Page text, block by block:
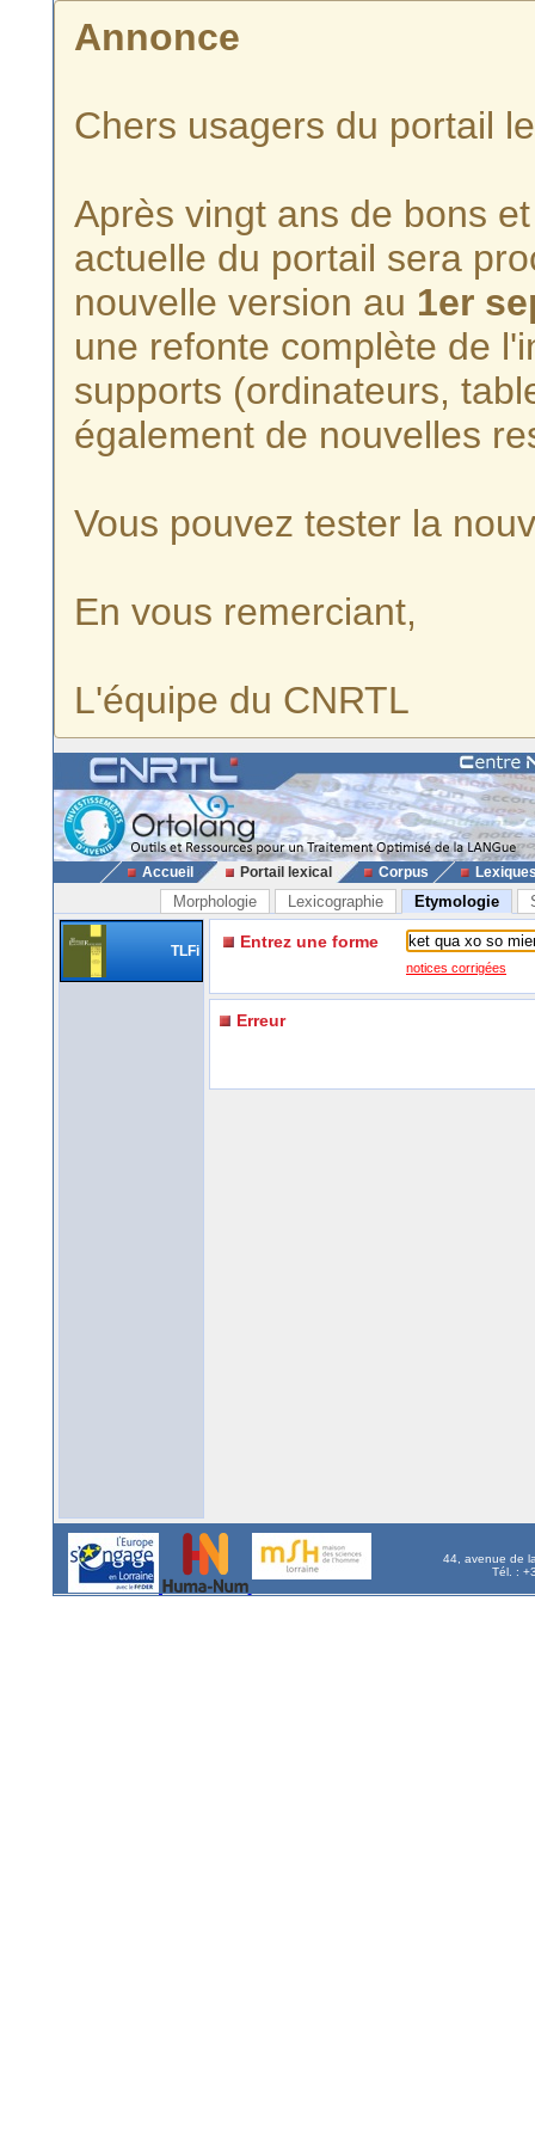
Annonce
Chers usagers du portail
Après vingt ans de bons
actuelle du portail sera
nouvelle version au 1er
une refonte complète de
supports (ordinateurs,
également de nouvelles
Vous pouvez tester la
En vous remerciant,
L'équipe du CNRTL
Accueil Portail lexical Corpus
Morphologie Lexicographie Etymologie
TLFi Entrez une forme
notices corrigées
Erreur
44, avenue de
Tél. :